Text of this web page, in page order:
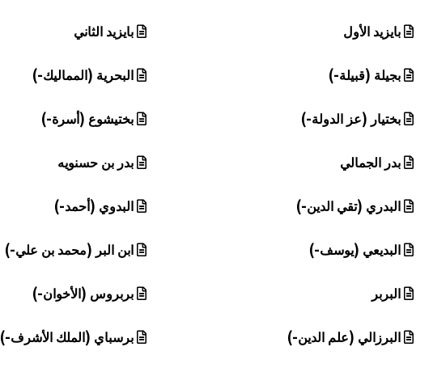
بايزيد الأول بايزيد الثاني
بجيلة (قبيلة-) البحرية (المماليك-)
بختيار (عز الدولة-) بختيشوع (أسرة-)
بدر الجمالي بدر بن حسنويه
البدري (تقي الدين-) البدوي (أحمد-)
البديعي (يوسف-) ابن البر (محمد بن علي-)
البربر بربروس (الأخوان-)
البرزالي (علم الدين-) برسباي (الملك الأشرف-)